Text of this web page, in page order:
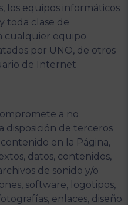
los equipos informáticos
toda clase de
cualquier equipo
por UNO, de otros
de Internet
a no
disposición de terceros
en la Página,
datos, contenidos,
de sonido y/o
software, logotipos,
enlaces, diseño